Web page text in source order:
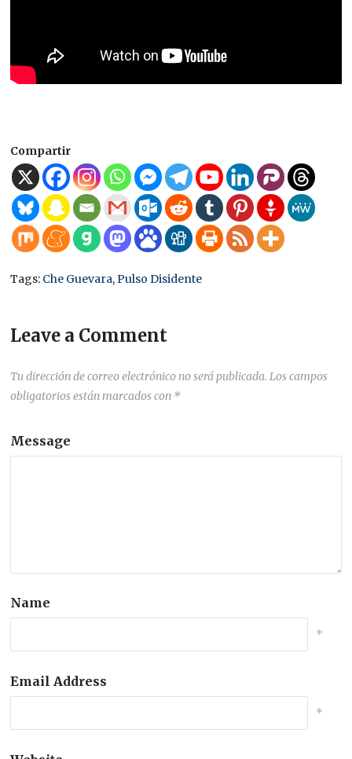
Compartir
Tags: Che Guevara,Pulso Disidente
Leave a Comment
Tu dirección de correo electrónico no será publicada. Los campos
obligatorios están marcados con *
Message
Name
*
Email Address
*